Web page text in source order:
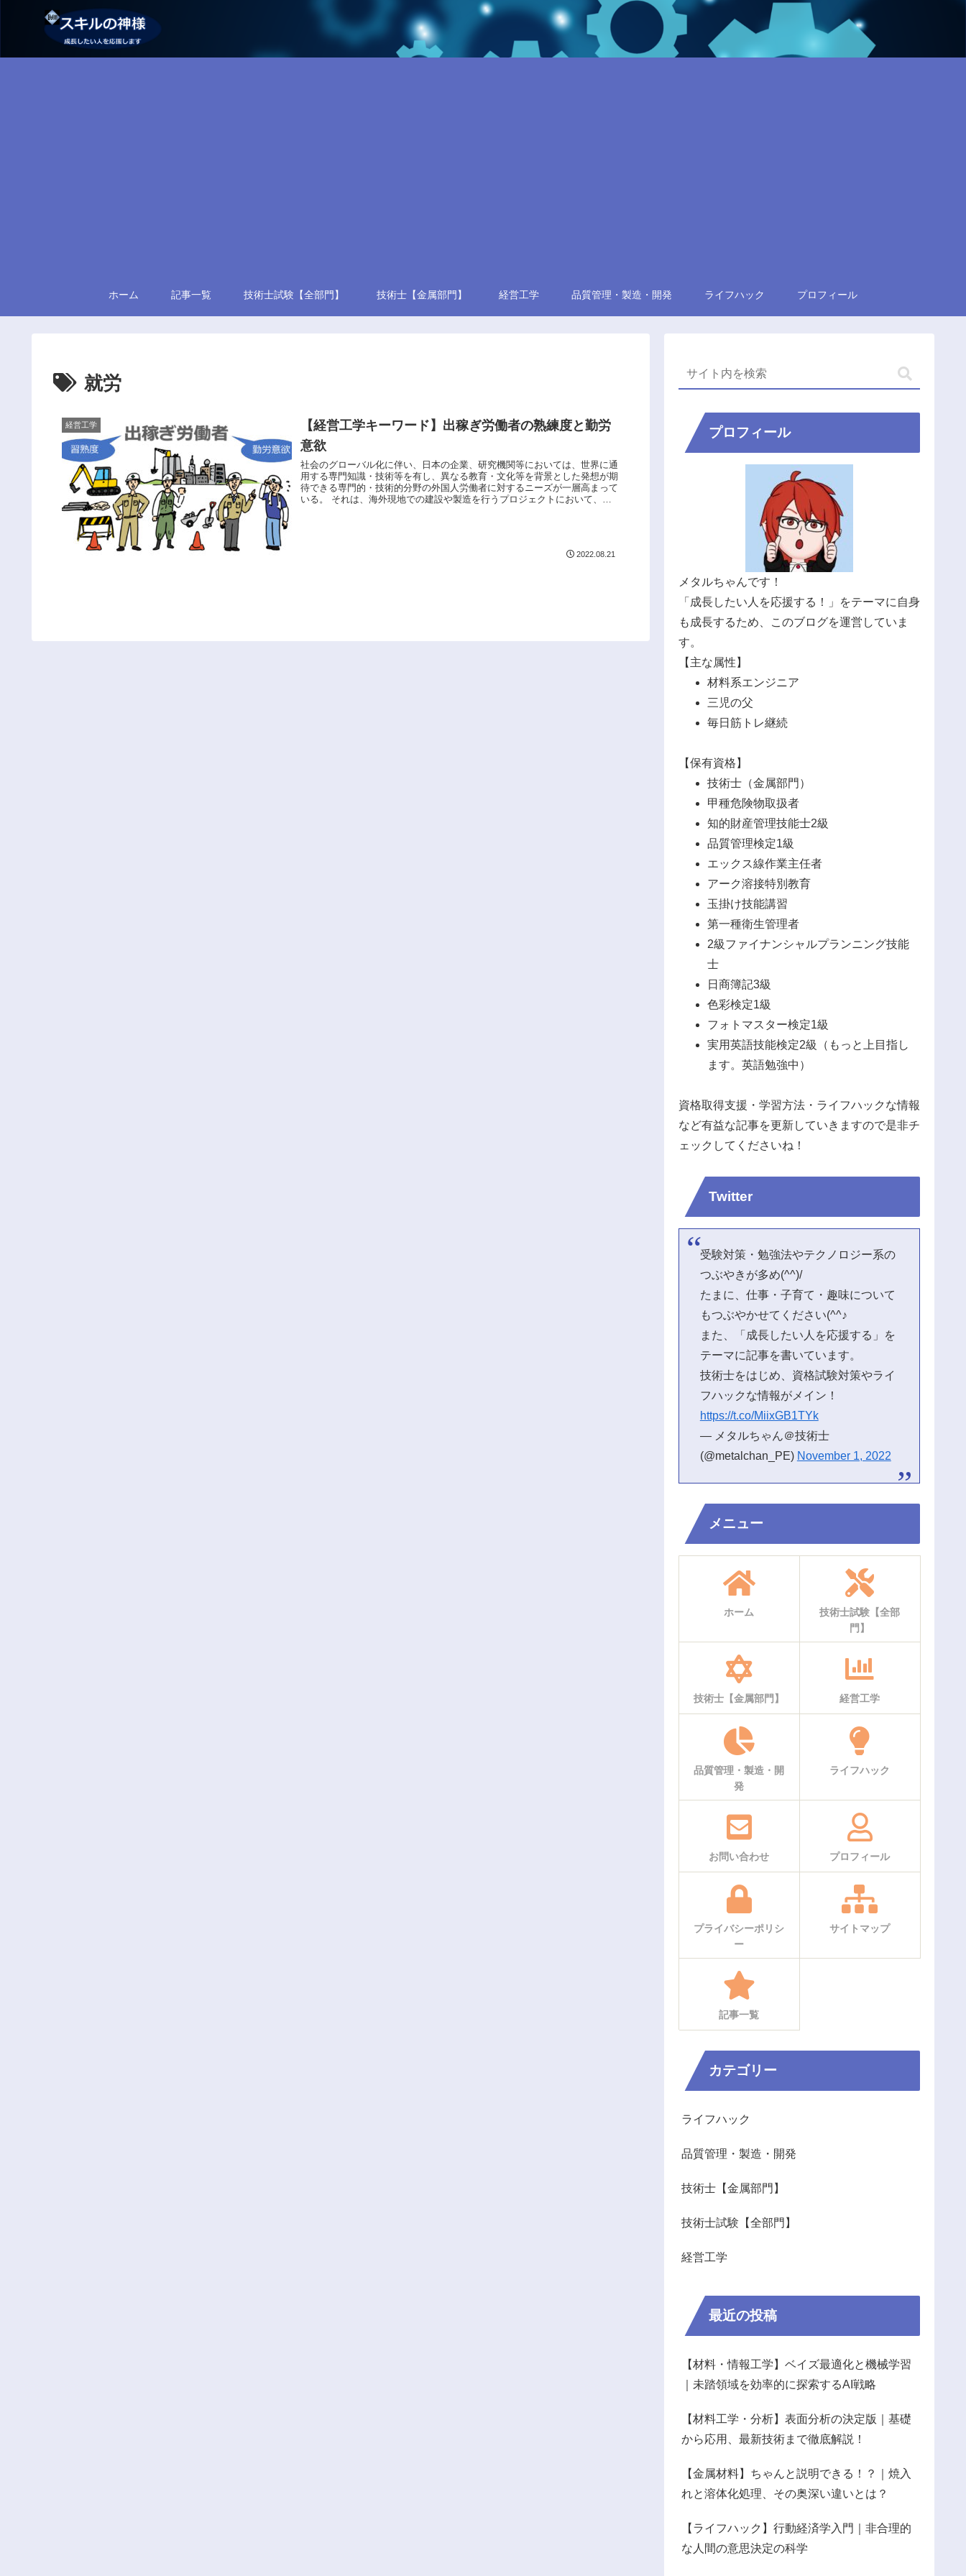
ホーム 記事一覧 技術士試験【全部門】 技術士【金属部門】 経営工学 品質管理・製造・開発 ライフハック プロフィール
就労
経営工学
【経営工学キーワード】出稼ぎ労働者の熟練度と勤労
意欲
社会のグローバル化に伴い、日本の企業、研究機関等においては、世界に通
用する専門知識・技術等を有し、異なる教育・文化等を背景とした発想が期
待できる専門的・技術的分野の外国人労働者に対するニーズが一層高まって
いる。 それは、海外現地での建設や製造を行うプロジェクトにおいて、労
2022.08.21
プロフィール
メタルちゃんです！
「成長したい人を応援する！」をテーマに自身
も成長するため、このブログを運営していま
す。
【主な属性】
材料系エンジニア
三児の父
毎日筋トレ継続
【保有資格】
技術士（金属部門）
甲種危険物取扱者
知的財産管理技能士2級
品質管理検定1級
エックス線作業主任者
アーク溶接特別教育
玉掛け技能講習
第一種衛生管理者
2級ファイナンシャルプランニング技能
士
日商簿記3級
色彩検定1級
フォトマスター検定1級
実用英語技能検定2級（もっと上目指し
ます。英語勉強中）
資格取得支援・学習方法・ライフハックな情報
など有益な記事を更新していきますので是非チ
ェックしてくださいね！
Twitter
受験対策・勉強法やテクノロジー系の
つぶやきが多め(^^)/
たまに、仕事・子育て・趣味について
もつぶやかせてください(^^♪
また、「成長したい人を応援する」を
テーマに記事を書いています。
技術士をはじめ、資格試験対策やライ
フハックな情報がメイン！
https://t.co/MiixGB1TYk
— メタルちゃん＠技術士
(@metalchan_PE) November 1, 2022
メニュー
ホーム
技術士試験【全部
門】
技術士【金属部門】 経営工学
品質管理・製造・開
発
ライフハック
お問い合わせ プロフィール
プライバシーポリシ
ー
サイトマップ
記事一覧
カテゴリー
ライフハック
品質管理・製造・開発
技術士【金属部門】
技術士試験【全部門】
経営工学
最近の投稿
【材料・情報工学】ベイズ最適化と機械学習
｜未踏領域を効率的に探索するAI戦略
【材料工学・分析】表面分析の決定版｜基礎
から応用、最新技術まで徹底解説！
【金属材料】ちゃんと説明できる！？｜焼入
れと溶体化処理、その奥深い違いとは？
【ライフハック】行動経済学入門｜非合理的
な人間の意思決定の科学